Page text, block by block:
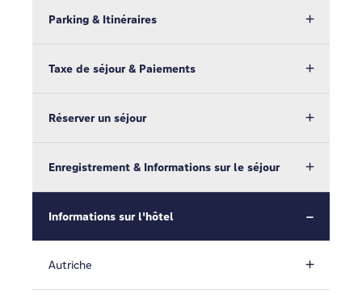
Parking & Itinéraires
Taxe de séjour & Paiements
Réserver un séjour
Enregistrement & Informations sur le séjour
Informations sur l'hôtel
Autriche